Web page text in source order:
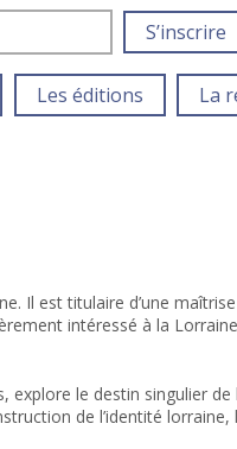
S’inscrire
Les éditions La
. Il est titulaire d’une
intéressé à la
explore le destin singulier
de l’identité